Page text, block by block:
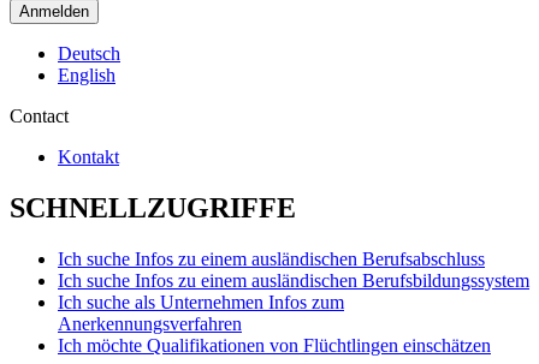
Anmelden
Deutsch
English
Contact
Kontakt
SCHNELLZUGRIFFE
Ich suche Infos zu einem ausländischen Berufsabschluss
Ich suche Infos zu einem ausländischen Berufsbildungssystem
Ich suche als Unternehmen Infos zum
Anerkennungsverfahren
Ich möchte Qualifikationen von Flüchtlingen einschätzen